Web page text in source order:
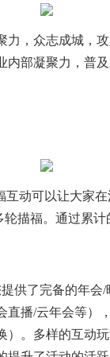
力，众志成城，
内部凝聚力，普
互动可以让大家
描福。通过累
供了完备的年
播/云年会等）
。多样的互动